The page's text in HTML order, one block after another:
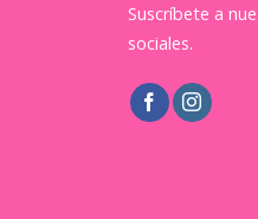
Suscríbete a
sociales.